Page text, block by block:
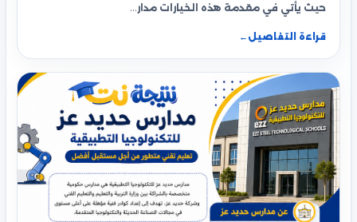
حيث يأتي في مقدمة هذه الخيارات مدار…
قراءة التفاصيل ←